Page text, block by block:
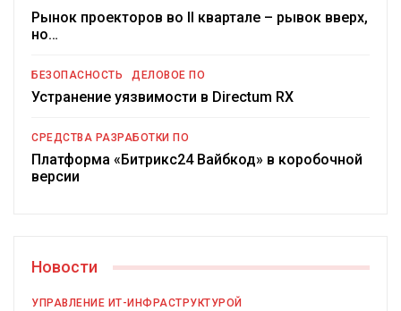
Рынок проекторов во II квартале – рывок вверх,
но…
БЕЗОПАСНОСТЬ ДЕЛОВОЕ ПО
Устранение уязвимости в Directum RX
СРЕДСТВА РАЗРАБОТКИ ПО
Платформа «Битрикс24 Вайбкод» в коробочной
версии
Новости
УПРАВЛЕНИЕ ИТ-ИНФРАСТРУКТУРОЙ